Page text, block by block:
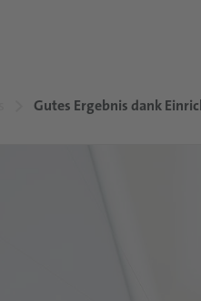
Gutes Ergebnis dank